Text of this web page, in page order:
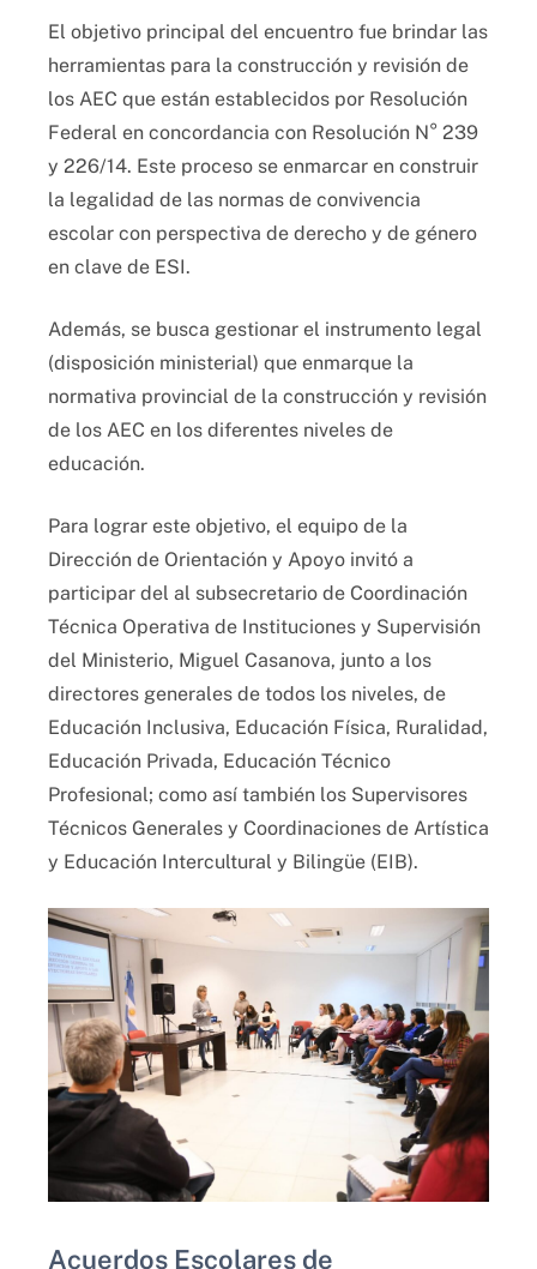
El objetivo principal del encuentro fue brindar las
herramientas para la construcción y revisión de
los AEC que están establecidos por Resolución
Federal en concordancia con Resolución N° 239
y 226/14. Este proceso se enmarcar en construir
la legalidad de las normas de convivencia
escolar con perspectiva de derecho y de género
en clave de ESI.
Además, se busca gestionar el instrumento legal
(disposición ministerial) que enmarque la
normativa provincial de la construcción y revisión
de los AEC en los diferentes niveles de
educación.
Para lograr este objetivo, el equipo de la
Dirección de Orientación y Apoyo invitó a
participar del al subsecretario de Coordinación
Técnica Operativa de Instituciones y Supervisión
del Ministerio, Miguel Casanova, junto a los
directores generales de todos los niveles, de
Educación Inclusiva, Educación Física, Ruralidad,
Educación Privada, Educación Técnico
Profesional; como así también los Supervisores
Técnicos Generales y Coordinaciones de Artística
y Educación Intercultural y Bilingüe (EIB).
Acuerdos Escolares de